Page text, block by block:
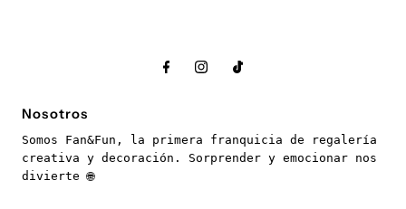
Nosotros
Somos Fan&Fun, la primera franquicia de regalería
creativa y decoración. Sorprender y emocionar nos
divierte 🌐